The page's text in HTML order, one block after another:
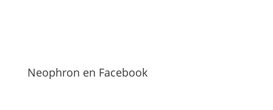
Neophron en Facebook